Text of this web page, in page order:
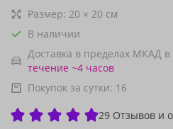
Размер: 20 × 20 см
В наличии
Доставка в пределах МКАД в
течение ~4 часов
Покупок за сутки: 16
29 Отзывов и